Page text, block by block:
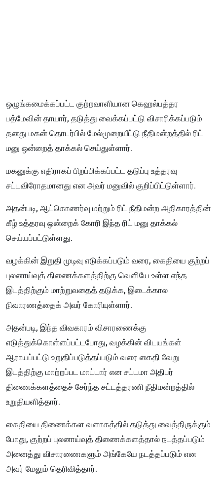
ஒழுங்கமைக்கப்பட்ட குற்றவாளியான கெஹல்பத்தர
பத்மேவின் தாயார், தடுத்து வைக்கப்பட்டு விசாரிக்கப்படும்
தனது மகன் தொடர்பில் மேல்முறையீட்டு நீதிமன்றத்தில் ரிட்
மனு ஒன்றைத் தாக்கல் செய்துள்ளார்.
மகனுக்கு எதிராகப் பிறப்பிக்கப்பட்ட தடுப்பு உத்தரவு
சட்டவிரோதமானது என அவர் மனுவில் குறிப்பிட்டுள்ளார்.
அதன்படி, ஆட்கொணர்வு மற்றும் ரிட் நீதிமன்ற அதிகாரத்தின்
கீழ் உத்தரவு ஒன்றைக் கோரி இந்த ரிட் மனு தாக்கல்
செய்யப்பட்டுள்ளது.
வழக்கின் இறுதி முடிவு எடுக்கப்படும் வரை, கைதியை குற்றப்
புலனாய்வுத் திணைக்களத்திற்கு வெளியே உள்ள எந்த
இடத்திற்கும் மாற்றுவதைத் தடுக்க, இடைக்கால
நிவாரணத்தைக் அவர் கோரியுள்ளார்.
அதன்படி, இந்த விவகாரம் விசாரணைக்கு
எடுத்துக்கொள்ளப்பட்டபோது, வழக்கின் விடயங்கள்
ஆராயப்பட்டு உறுதிப்படுத்தப்படும் வரை கைதி வேறு
இடத்திற்கு மாற்றப்பட மாட்டார் என சட்டமா அதிபர்
திணைக்களத்தைச் சேர்ந்த சட்டத்தரணி நீதிமன்றத்தில்
உறுதியளித்தார்.
கைதியை திணைக்கள வளாகத்தில் தடுத்து வைத்திருக்கும்
போது, குற்றப் புலனாய்வுத் திணைக்களத்தால் நடத்தப்படும்
அனைத்து விசாரணைகளும் அங்கேயே நடத்தப்படும் என
அவர் மேலும் தெரிவித்தார்.